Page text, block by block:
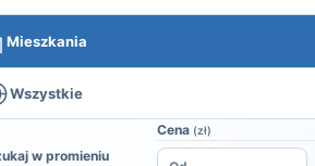
Mieszkania
Wszystkie
w promieniu
Cena (zł)